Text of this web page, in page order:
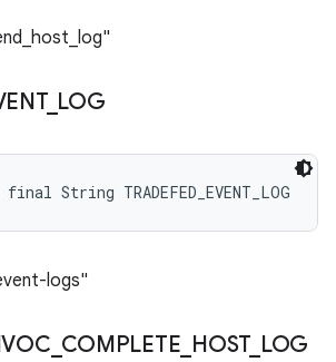
_ LOG
String TRADEFED_EVENT_LOG
logs"
COMPLETE HOST_ LOG